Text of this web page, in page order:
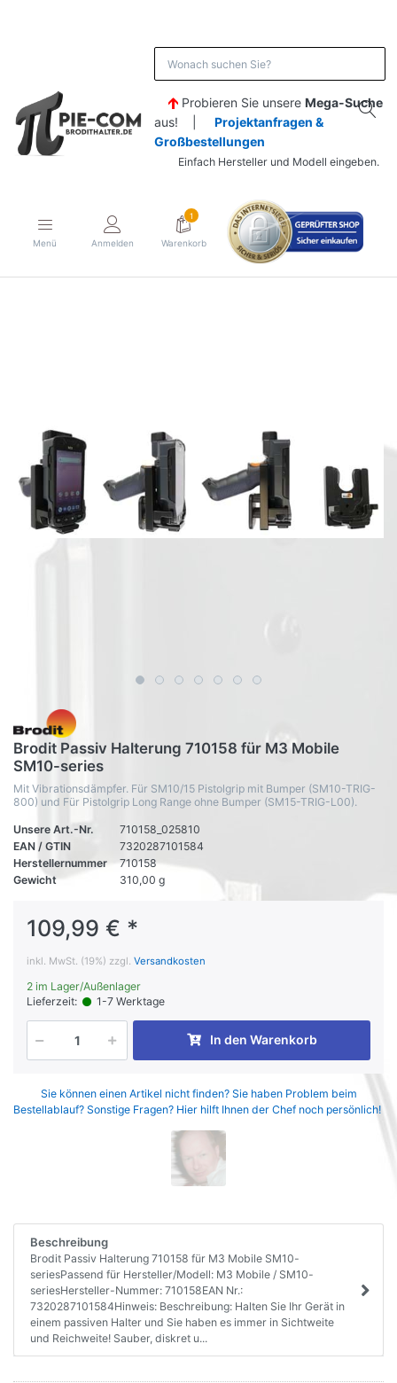
Probieren Sie unsere Mega-Suche
aus! | Projektanfragen &
Großbestellungen
Einfach Hersteller und Modell eingeben.
Menü Anmelden
1
Warenkorb
Brodit Passiv Halterung 710158 für M3 Mobile
SM10-series
Mit Vibrationsdämpfer. Für SM10/15 Pistolgrip mit Bumper (SM10-TRIG-
800) und Für Pistolgrip Long Range ohne Bumper (SM15-TRIG-L00).
Unsere Art.-Nr.
710158_025810
EAN / GTIN
7320287101584
Herstellernummer
710158
Gewicht
310,00 g
109,99 € *
inkl. MwSt. (19%) zzgl. Versandkosten
2 im Lager/Außenlager
Lieferzeit:
1-7 Werktage
In den Warenkorb
Sie können einen Artikel nicht finden? Sie haben Problem beim
Bestellablauf? Sonstige Fragen? Hier hilft Ihnen der Chef noch persönlich!
Beschreibung
Brodit Passiv Halterung 710158 für M3 Mobile SM10-
seriesPassend für Hersteller/Modell: M3 Mobile / SM10-
seriesHersteller-Nummer: 710158EAN Nr.:
7320287101584Hinweis: Beschreibung: Halten Sie Ihr Gerät in
einem passiven Halter und Sie haben es immer in Sichtweite
und Reichweite! Sauber, diskret u...